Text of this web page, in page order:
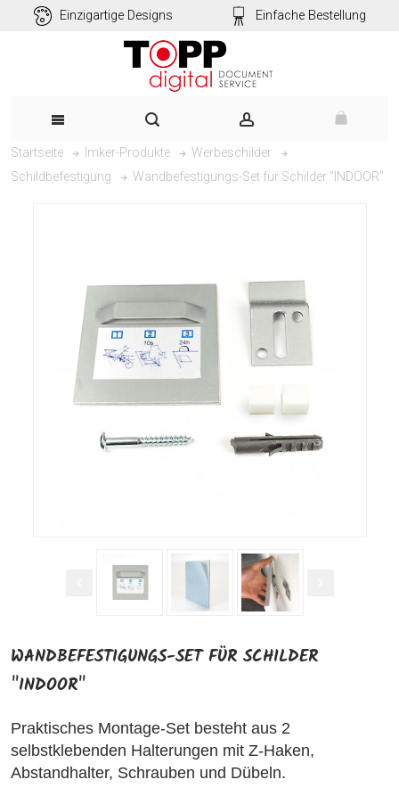
Einzigartige Designs Einfache Bestellung
Startseite Imker-Produkte
Werbeschilder
Schildbefestigung
Wandbefestigungs-Set für Schilder "INDOOR"
WANDBEFESTIGUNGS-SET FÜR SCHILDER
"INDOOR"
Praktisches Montage-Set besteht aus 2
selbstklebenden Halterungen mit Z-Haken,
Abstandhalter, Schrauben und Dübeln.